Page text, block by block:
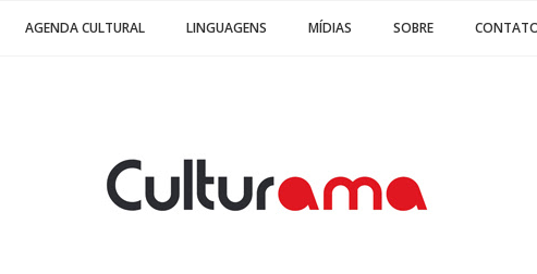
AGENDA CULTURAL LINGUAGENS MÍDIAS SOBRE